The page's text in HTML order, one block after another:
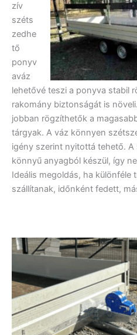
zív
széts
zedhe
tő
ponyv
aváz
lehetővé teszi a ponyva stabil
rakomány biztonságát is
jobban rögzíthetők a
tárgyak. A váz könnyen
igény szerint nyitottá tehető. A
könnyű anyagból készül, így
Ideális megoldás, ha különféle
szállítanak, időnként fedett,